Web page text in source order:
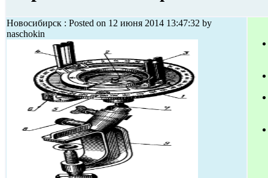
Новосибирск : Posted on 12 июня 2014 13:47:32 by
naschokin